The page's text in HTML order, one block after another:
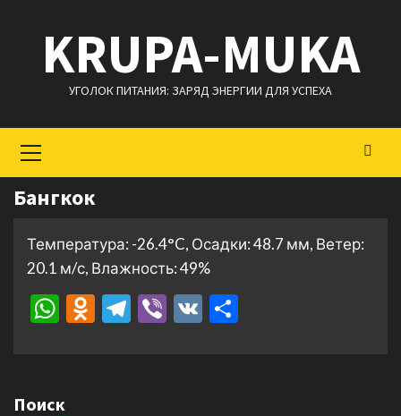
содержимому
KRUPA-MUKA
УГОЛОК ПИТАНИЯ: ЗАРЯД ЭНЕРГИИ ДЛЯ УСПЕХА
меню
Бангкок
Температура: -26.4°C, Осадки: 48.7 мм, Ветер:
20.1 м/с, Влажность: 49%
WhatsApp
Odnoklassniki
Telegram
Viber
VK
Поиск